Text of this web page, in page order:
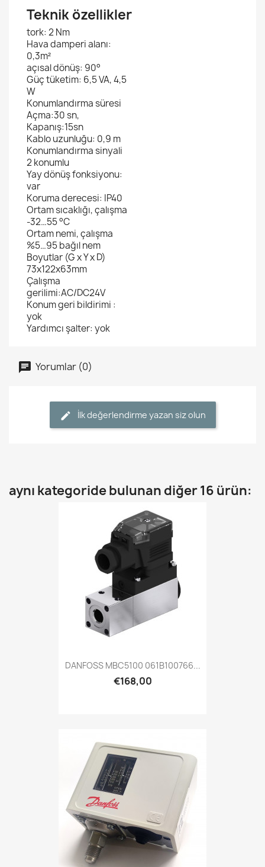
Teknik özellikler
tork: 2 Nm
Hava damperi alanı:
0,3m²
açısal dönüş: 90°
Güç tüketim: 6,5 VA, 4,5
W
Konumlandırma süresi
Açma:30 sn,
Kapanış:15sn
Kablo uzunluğu: 0,9 m
Konumlandırma sinyali
2 konumlu
Yay dönüş fonksiyonu:
var
Koruma derecesi: IP40
Ortam sıcaklığı, çalışma
-32…55 °C
Ortam nemi, çalışma
%5…95 bağıl nem
Boyutlar (G x Y x D)
73x122x63mm
Çalışma
gerilimi:AC/DC24V
Konum geri bildirimi :
yok
Yardımcı şalter: yok
Yorumlar (0)
İlk değerlendirme yazan siz olun
aynı kategoride bulunan diğer 16 ürün:
DANFOSS MBC5100 061B100766...
€168,00